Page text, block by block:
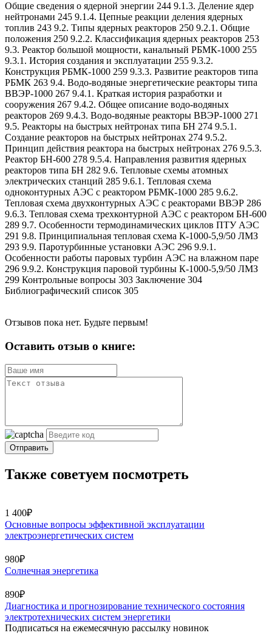
Общие сведения о ядерной энергии 244 9.1.3. Деление ядер
нейтронами 245 9.1.4. Цепные реакции деления ядерных
топлив 243 9.2. Типы ядерных реакторов 250 9.2.1. Общие
положения 250 9.2.2. Классификация ядерных реакторов 253
9.3. Реактор большой мощности, канальный РБМК-1000 255
9.3.1. История создания и эксплуатации 255 9.3.2.
Конструкция РБМК-1000 259 9.3.3. Развитие реакторов типа
РБМК 263 9.4. Водо-водяные энергетические реакторы типа
ВВЭР-1000 267 9.4.1. Краткая история разработки и
сооружения 267 9.4.2. Общее описание водо-водяных
реакторов 269 9.4.3. Водо-водяные реакторы ВВЭР-1000 271
9.5. Реакторы на быстрых нейтронах типа БН 274 9.5.1.
Создание реакторов на быстрых нейтронах 274 9.5.2.
Принцип действия реактора на быстрых нейтронах 276 9.5.3.
Реактор БН-600 278 9.5.4. Направления развития ядерных
реакторов типа БН 282 9.6. Тепловые схемы атомных
электрических станций 285 9.6.1. Тепловая схема
одноконтурных АЭС с реактором РБМК-1000 285 9.6.2.
Тепловая схема двухконтурных АЭС с реакторами ВВЭР 286
9.6.3. Тепловая схема трехконтурной АЭС с реактором БН-600
289 9.7. Особенности термодинамических циклов ПТУ АЭС
291 9.8. Принципиальная тепловая схема К-1000-5,9/50 ЛМЗ
293 9.9. Паротурбинные установки АЭС 296 9.9.1.
Особенности работы паровых турбин АЭС на влажном паре
296 9.9.2. Конструкция паровой турбины К-1000-5,9/50 ЛМЗ
299 Контрольные вопросы 303 Заключение 304
Библиографический список 305
Отзывов пока нет. Будьте первым!
Оставить отзыв о книге:
Отправить
Также советуем посмотреть
1 400₽
Основные вопросы эффективной эксплуатации
электроэнергетических систем
980₽
Солнечная энергетика
890₽
Диагностика и прогнозирование технического состояния
электротехнических систем энергетики
Подписаться на ежемесячную рассылку новинок